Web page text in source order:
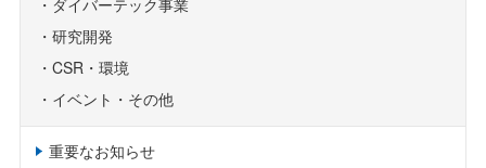
ダイバーテック事業
研究開発
CSR・環境
イベント・その他
重要なお知らせ